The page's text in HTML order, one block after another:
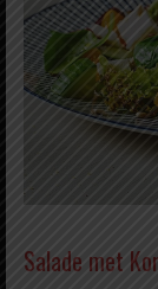
Salade met